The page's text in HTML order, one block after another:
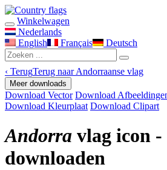
Winkelwagen
Nederlands
English
Français Deutsch
‹ TerugTerug naar Andorraanse vlag
Meer downloads
Download Vector Download
Download Kleurplaat Download Clipart
Andorra vlag icon
downloaden